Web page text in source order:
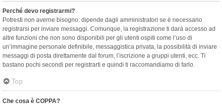
Perché devo registrarmi?
Potresti non averne bisogno: dipende dagli amministratori se è necessario
registrarsi per inviare messaggi. Comunque, la registrazione ti darà accesso ad
altre funzioni che non sono disponibili per gli utenti ospiti come l’uso di
un’immagine personale definibile, messaggistica privata, la possibilità di inviare
messaggi di posta direttamente dal forum, l’iscrizione a gruppi utenti, ecc. Ti
bastano pochi secondi per registrarti e quindi ti raccomandiamo di farlo.
Top
Che cosa è COPPA?